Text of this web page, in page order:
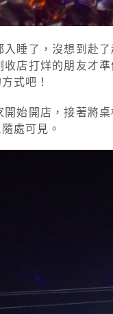
睡了，沒想到赴
店打烊的朋友才
式吧！
始開店，接著將
處可見。